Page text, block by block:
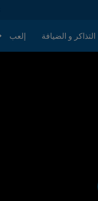
التذاكر و الضيافة إلعب